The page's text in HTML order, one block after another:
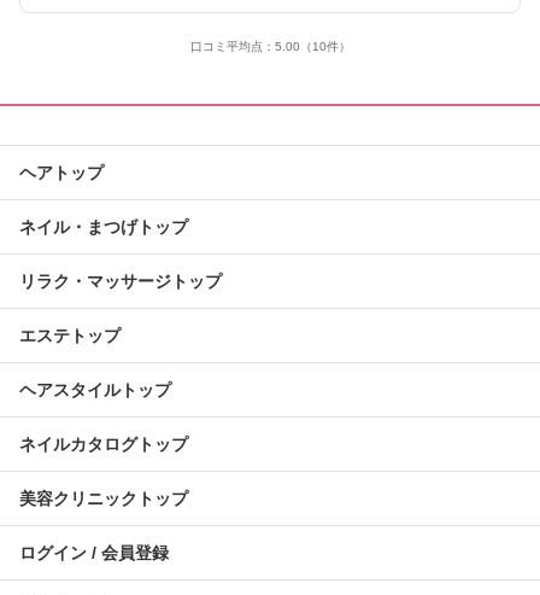
口コミ平均点： 5.00 （10件）
ヘアトップ
ネイル・まつげトップ
リラク・マッサージトップ
エステトップ
ヘアスタイルトップ
ネイルカタログトップ
美容クリニックトップ
ログイン / 会員登録